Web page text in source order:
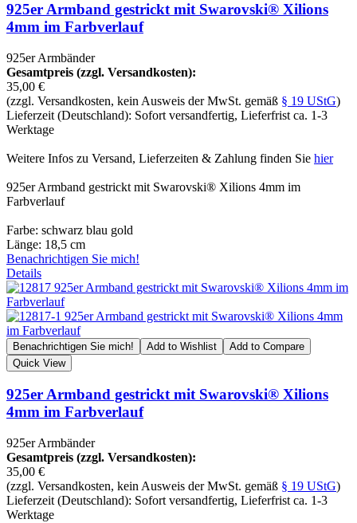
925er Armband gestrickt mit Swarovski® Xilions
4mm im Farbverlauf
925er Armbänder
Gesamtpreis (zzgl. Versandkosten):
35,00 €
(zzgl. Versandkosten, kein Ausweis der MwSt. gemäß § 19 UStG)
Lieferzeit (Deutschland): Sofort versandfertig, Lieferfrist ca. 1-3
Werktage
Weitere Infos zu Versand, Lieferzeiten & Zahlung finden Sie hier
925er Armband gestrickt mit Swarovski® Xilions 4mm im
Farbverlauf
Farbe: schwarz blau gold
Länge: 18,5 cm
Benachrichtigen Sie mich!
Details
Benachrichtigen Sie mich! Add to Wishlist
Add to Compare
Quick View
925er Armband gestrickt mit Swarovski® Xilions
4mm im Farbverlauf
925er Armbänder
Gesamtpreis (zzgl. Versandkosten):
35,00 €
(zzgl. Versandkosten, kein Ausweis der MwSt. gemäß § 19 UStG)
Lieferzeit (Deutschland): Sofort versandfertig, Lieferfrist ca. 1-3
Werktage